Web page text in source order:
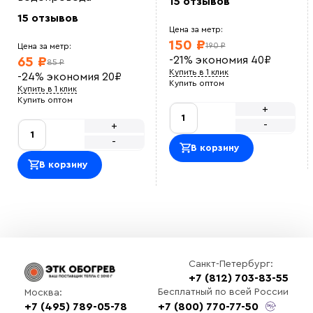
Установка кабеля простая, на сайте сразу приобрели
крепеж. кабель не перегревается
Приятно сотрудничать. Закупали кабель для
производственной зоны, по документам все в
порядке и в срок.
Василий М
ОТличный саморег , покупался на отрез , адекватная
цена.<br> Использовали для обогрева емкости с
водой зимой, на производстве<br>
Оставить отзыв
Выберите
файл
15 отзывов
Цена за метр:
85 ₽
65 ₽
-24% экономия 20₽
Купить в 1 клик
Купить оптом
-
+
В корзину
Цена за метр:
190 ₽
150 ₽
-21% экономия 40₽
Купить в 1 клик
Купить оптом
-
+
В корзину
Санкт-Петербург:
+7 (812) 703-83-55
Москва:
+7 (495) 789-05-78
Бесплатный по всей России
+7 (800) 770-77-50